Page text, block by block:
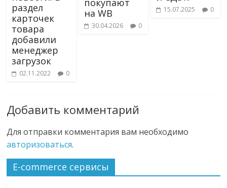
раздел
карточек
товара
добавили
менеджер
загрузок
02.11.2022 0
покупают
на WB
30.04.2026 0
15.07.2025 0
Добавить комментарий
Для отправки комментария вам необходимо
авторизоваться.
E-commerce сервисы